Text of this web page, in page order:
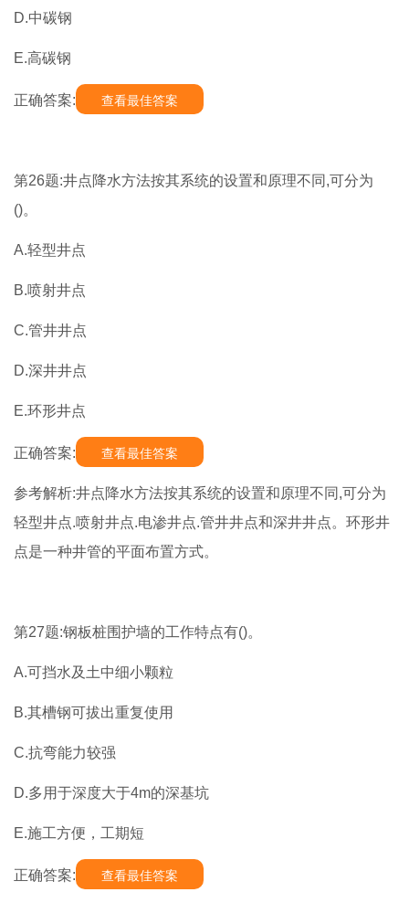
D.中碳钢
E.高碳钢
正确答案: 查看最佳答案
第26题:井点降水方法按其系统的设置和原理不同,可分为
()。
A.轻型井点
B.喷射井点
C.管井井点
D.深井井点
E.环形井点
正确答案: 查看最佳答案
参考解析:井点降水方法按其系统的设置和原理不同,可分为
轻型井点.喷射井点.电渗井点.管井井点和深井井点。环形井
点是一种井管的平面布置方式。
第27题:钢板桩围护墙的工作特点有()。
A.可挡水及土中细小颗粒
B.其槽钢可拔出重复使用
C.抗弯能力较强
D.多用于深度大于4m的深基坑
E.施工方便，工期短
正确答案: 查看最佳答案